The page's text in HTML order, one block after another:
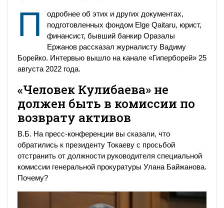
П
одробнее об этих и других документах,
подготовленных фондом Elge Qaitaru, юрист,
финансист, бывший банкир Оразалы
Ержанов рассказал журналисту Вадиму
Борейко. Интервью вышло на канале «Гиперборей» 25
августа 2022 года.
«Человек Кулибаева» не
должен быть в комиссии по
возврату активов
В.Б. На пресс-конференции вы сказали, что
обратились к президенту Токаеву с просьбой
отстранить от должности руководителя специальной
комиссии генеральной прокуратуры Улана Байжанова.
Почему?